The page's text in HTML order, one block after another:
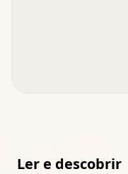
Ler e descobrir